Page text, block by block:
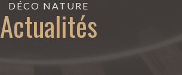
DÉCO NATURE
Actualités